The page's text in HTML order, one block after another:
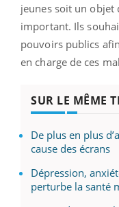
jeunes soit un objet
important. Ils
pouvoirs publics
en charge de ces
SUR LE MÊME
De plus en plus
cause des écrans
Dépression,
perturbe la santé